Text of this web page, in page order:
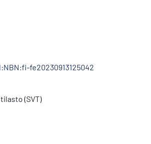
fe20230913125042
(SVT)